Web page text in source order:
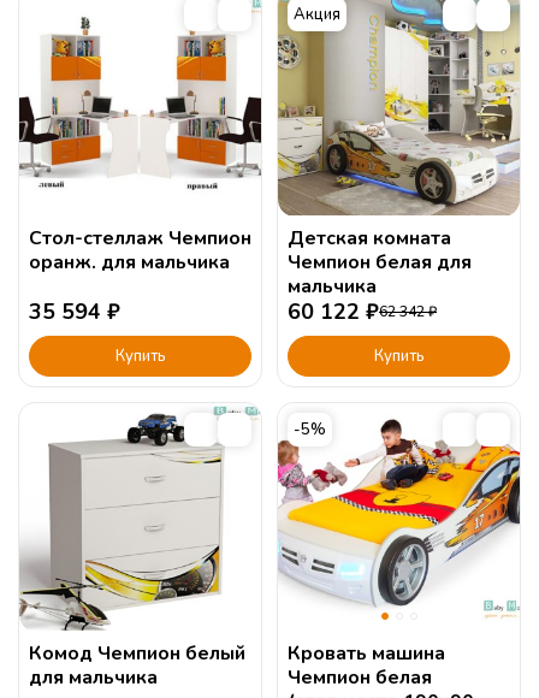
Стол-стеллаж Чемпион
оранж. для мальчика
35 594 ₽
Купить
Акция
Детская комната
Чемпион белая для
мальчика
60 122 ₽62 342₽
Купить
Комод Чемпион белый
для мальчика
-5%
Кровать машина
Чемпион белая